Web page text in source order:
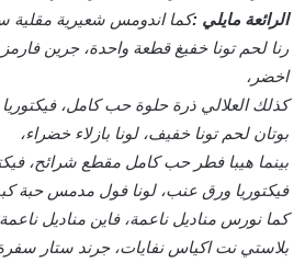
الرائعة مايلي :
رنا لحم تونا خفيغ قطعة واحدة، جرين
اخضر،
كذلك العلالي ذرة حلوة حب كامل،
بوتان لحم تونا خفيف، لونا بازلاء خضراء،
بينما هيبا فطر حب كامل مقطع شرائح،
فيكتوريا ورق عنب، لونا فول مدمس حبة
بلاستي نت اكياس نفايات، جرند ستار